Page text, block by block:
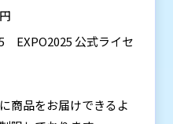
円
EXPO2025 公式ライセ
商品をお届けできるよ